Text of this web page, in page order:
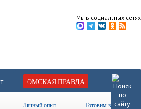
Мы в социальных сетях
ОМСКАЯ ПРАВДА
Личный опыт Готовим вместе